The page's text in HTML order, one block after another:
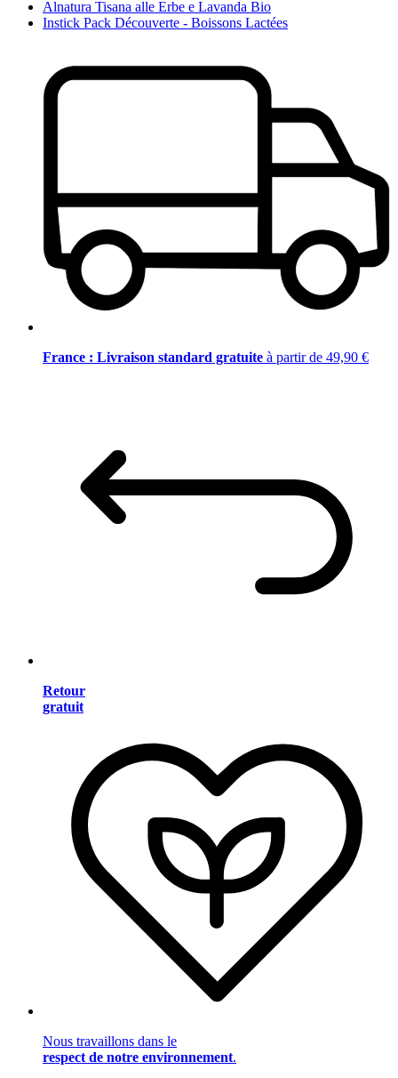
Alnatura Tisana alle Erbe e Lavanda Bio
Instick Pack Découverte - Boissons Lactées
France : Livraison standard gratuite à partir de 49,90 €
Retour
gratuit
Nous travaillons dans le
respect de notre environnement.